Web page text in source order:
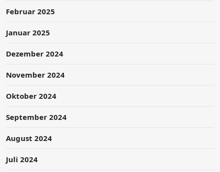
Februar 2025
Januar 2025
Dezember 2024
November 2024
Oktober 2024
September 2024
August 2024
Juli 2024